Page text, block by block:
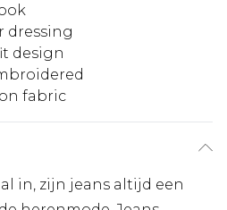
dressing
design
fabric
in, zijn jeans altijd een